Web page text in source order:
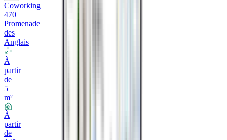
Coworking
470
Promenade
des
Anglais
À
partir
de
5
m²
À
partir
de